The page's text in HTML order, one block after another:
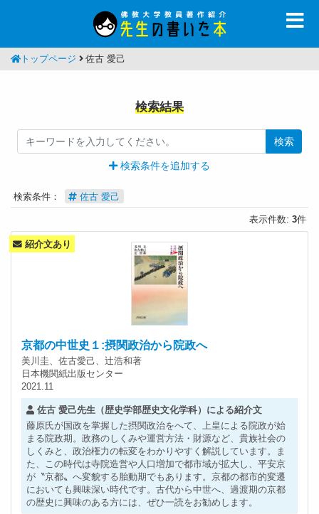
トップページ 佐古 愛己
検索結果
検索
検索条件を追加する
検索条件： 佐古 愛己
表示件数: 3件
京都の中世史１:摂関政治から院政へ
美川圭、佐古愛己、辻浩和著
日本機関紙出版センター
2021.11
佐古 愛己先生（歴史学部歴史文化学科）による紹介文
藤原氏が国政を掌握した摂関政治をへて、上皇による院政が始
まる院政期。政務のしくみや運営方法・財源など、貴族社会の
しくみと、政治権力の転変をわかりやすく解説しています。ま
た、この時代は寺院造営や人口増加で都市域が拡大し、平安京
が〝京都〟へ変貌する胎動期でもあります。京都の都市的変遷
においても興味深い時代です。古代から中世へ、過渡期の京都
の歴史に興味のある方には、ぜひ一読をお勧めします。
紹介文あり